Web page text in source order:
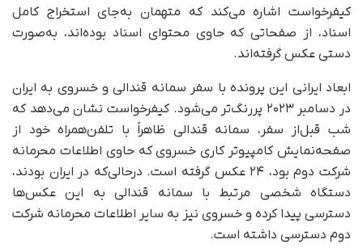
کیفرخواست اشاره می‌کند که متهمان به‌جای استخراج کامل
اسناد، از صفحاتی که حاوی محتوای اسناد بوده‌اند، به‌صورت
دستی عکس گرفته‌اند.
ابعاد ایرانی این پرونده با سفر سمانه قندالی و خسروی به ایران
در دسامبر ۲۰۲۳ پررنگ‌تر می‌شود. کیفرخواست نشان می‌دهد که
شب قبل‌از سفر، سمانه قندالی ظاهراً با تلفن‌همراه خود از
صفحه‌نمایش کامپیوتر کاری خسروی که حاوی اطلاعات محرمانه
شرکت دوم بود، ۲۴ عکس گرفته است. در‌حالی‌که در ایران بودند،
دستگاه شخصی مرتبط با سمانه قندالی به این عکس‌ها
دسترسی پیدا کرده و خسروی نیز به سایر اطلاعات محرمانه شرکت
دوم دسترسی داشته است.